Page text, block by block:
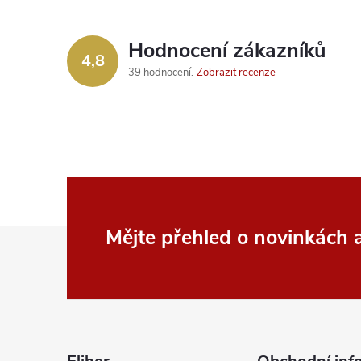
i
4,8 Hodnocení zákazníků
39 hodnocení Zobrazit recenze
Mějte přehled o novinkách